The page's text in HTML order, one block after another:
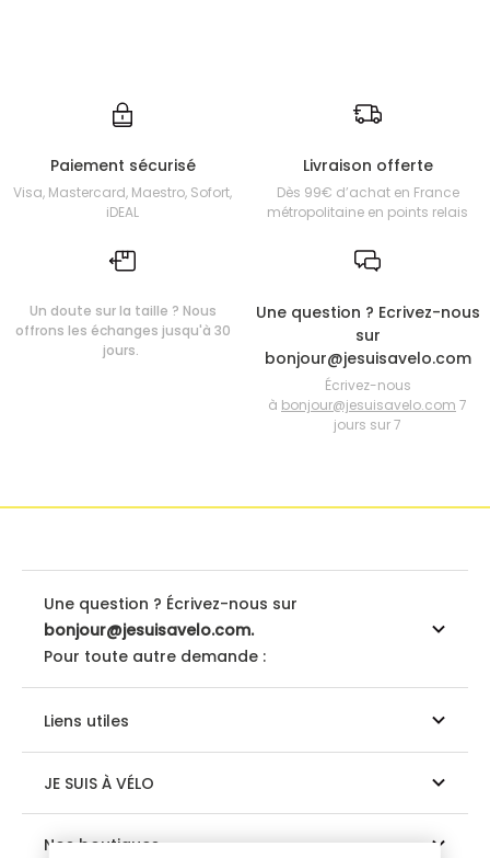
Paiement sécurisé
Visa, Mastercard, Maestro, Sofort,
iDEAL
Livraison offerte
Dès 99€ d’achat en France
métropolitaine en points relais
Un doute sur la taille ? Nous
offrons les échanges jusqu'à 30
jours.
Une question ? Ecrivez-nous
sur
bonjour@jesuisavelo.com
Écrivez-nous
à bonjour@jesuisavelo.com 7
jours sur 7
Une question ? Écrivez-nous sur
bonjour@jesuisavelo.com.
Pour toute autre demande :
Liens utiles
JE SUIS À VÉLO
Nos boutiques